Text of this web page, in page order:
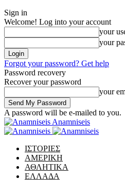
Sign in
Welcome! Log into your account
your
your
Forgot your password? Get help
Password recovery
Recover your password
your
A password will be e-mailed to you.
Anamniseis
ΙΣΤΟΡΙΕΣ
ΑΜΕΡΙΚΗ
ΑΘΛΗΤΙΚΑ
ΕΛΛΑΔΑ